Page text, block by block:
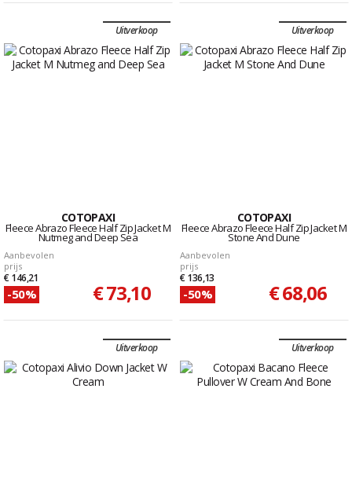
Uitverkoop
COTOPAXI
Fleece Abrazo Fleece Half Zip Jacket M
Nutmeg and Deep Sea
Aanbevolen
prijs
€ 146,21
-50% € 73,10
Uitverkoop
COTOPAXI
Fleece Abrazo Fleece Half Zip Jacket M
Stone And Dune
Aanbevolen
prijs
€ 136,13
-50% € 68,06
Uitverkoop Uitverkoop